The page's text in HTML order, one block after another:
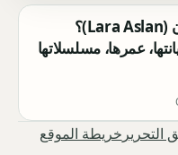
من هي لارا أصلان (Lara Aslan)؟
عمرها، مسلسلاتها
التحرير خريطة الموقع